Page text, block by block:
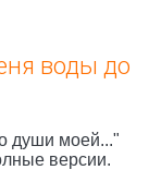
воды до
души моей..."
версии.